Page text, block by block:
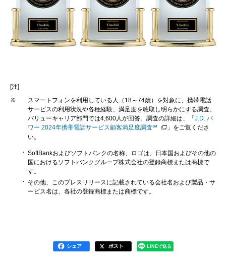
[注]
※
スマートフォンを利用している人（18～74歳）を対象に、携帯電話
サービスの利用状況や各種経験、満足度を聴取し明らかにする調査。
バリューキャリア部門では4,600人が回答。調査の詳細は、「 J.D. パ
ワー 2024年携帯電話サービス顧客満足度調査℠
」をご覧くださ
い。
SoftBankおよびソフトバンクの名称、ロゴは、日本国およびその他の
国におけるソフトバンクグループ株式会社の登録商標または商標で
す。
その他、このプレスリリースに記載されている会社名および製品・サ
ービス名は、各社の登録商標または商標です。
シェア ポスト LINEで送る